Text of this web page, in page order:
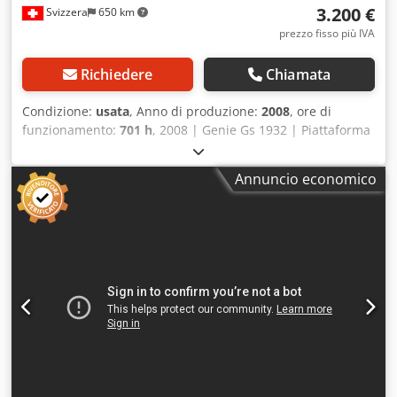
Svizzera 650 km 3.200 €
prezzo fisso più IVA
Richiedere Chiamata
Condizione: usata, Anno di produzione: 2008, ore di
funzionamento: 701 h, 2008 | Genie Gs 1932 | Piattaforma
elevatrice a forbice usata | 701 ore 📍Posizione: Svizzera 🚛
Consegna disponibile presso la vostra sede – Utilizzate il
nostro calcolatore di spedizione per stimare i costi di
trasporto! 💰 Acquistate subito a 3.200 EUR oppure fate
un'offerta. Possibilità di pagamento alla consegna con una
imperfezioni ℹ️, 0 interventi necessari ⚠️ 📌 Commento del
perito: Buona macchina usata 📄 Volete visionare
l'ispezione completa, ulteriori foto o un video?
Annuncio economico